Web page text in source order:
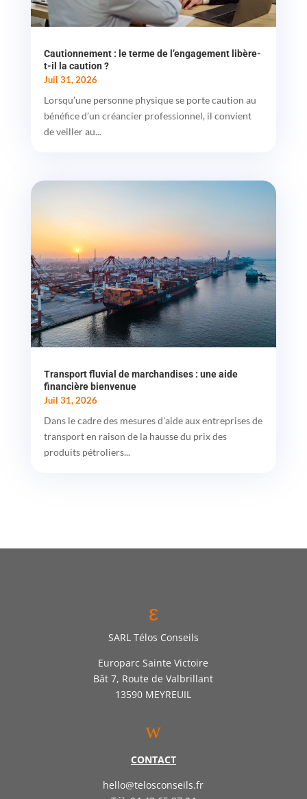
Cautionnement : le terme de l’engagement libère-
t-il la caution ?
Juil 31, 2026
Lorsqu’une personne physique se porte caution au
bénéfice d’un créancier professionnel, il convient
de veiller au...
Transport fluvial de marchandises : une aide
financière bienvenue
Juil 31, 2026
Dans le cadre des mesures d'aide aux entreprises de
transport en raison de la hausse du prix des
produits pétroliers...
ε
SARL Télos Conseils
Europarc Sainte Victoire
Bât 7, Route de Valbrillant
13590 MEYREUIL
w
CONTACT
hello@telosconseils.fr